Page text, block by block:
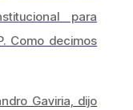
para
Como decimos
Gaviria, dijo